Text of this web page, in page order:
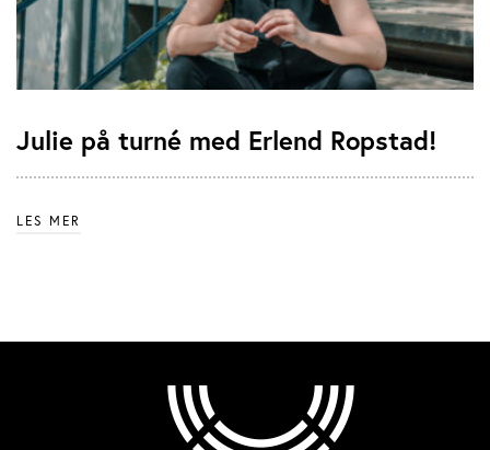
Julie på turné med Erlend Ropstad!
LES MER